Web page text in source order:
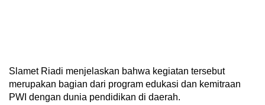
Slamet Riadi menjelaskan bahwa kegiatan tersebut
merupakan bagian dari program edukasi dan kemitraan
PWI dengan dunia pendidikan di daerah.